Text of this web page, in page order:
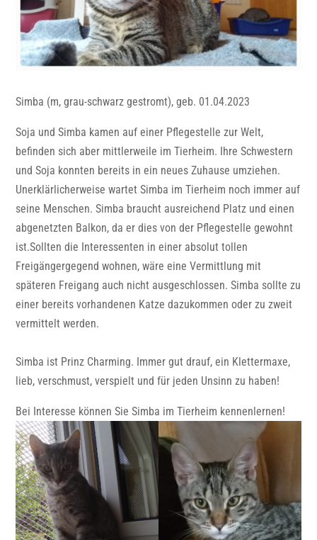
Simba (m, grau-schwarz gestromt), geb. 01.04.2023
Soja und Simba kamen auf einer Pflegestelle zur Welt,
befinden sich aber mittlerweile im Tierheim. Ihre Schwestern
und Soja konnten bereits in ein neues Zuhause umziehen.
Unerklärlicherweise wartet Simba im Tierheim noch immer auf
seine Menschen. Simba braucht ausreichend Platz und einen
abgenetzten Balkon, da er dies von der Pflegestelle gewohnt
ist.Sollten die Interessenten in einer absolut tollen
Freigängergegend wohnen, wäre eine Vermittlung mit
späteren Freigang auch nicht ausgeschlossen. Simba sollte zu
einer bereits vorhandenen Katze dazukommen oder zu zweit
vermittelt werden.
Simba ist Prinz Charming. Immer gut drauf, ein Klettermaxe,
lieb, verschmust, verspielt und für jeden Unsinn zu haben!
Bei Interesse können Sie Simba im Tierheim kennenlernen!